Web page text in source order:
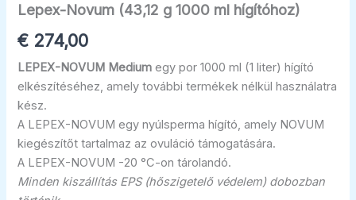
Lepex-Novum (43,12 g 1000 ml hígítóhoz)
€ 274,00
LEPEX-NOVUM Medium egy por 1000 ml (1 liter) hígító
elkészítéséhez, amely további termékek nélkül használatra
kész.
A LEPEX-NOVUM egy nyúlsperma hígító, amely NOVUM
kiegészítőt tartalmaz az ovuláció támogatására.
A LEPEX-NOVUM -20 °C-on tárolandó.
Minden kiszállítás EPS (hőszigetelő védelem) dobozban